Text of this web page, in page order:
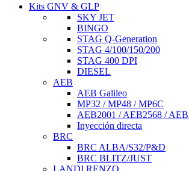
Kits GNV & GLP
SKY JET
BINGO
STAG Q-Generation
STAG 4/100/150/200
STAG 400 DPI
DIESEL
AEB
AEB Galileo
MP32 / MP48 / MP6C
AEB2001 / AEB2568 /
Inyección directa
BRC
BRC ALBA/S32/P&D
BRC BLITZ/JUST
LANDI RENZO